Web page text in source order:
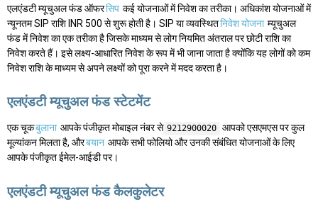
एलएंडटी म्यूचुअल फंड ऑफरसिप कई योजनाओं में निवेश का तरीका। अधिकांश योजनाओं में
न्यूनतम SIP राशि INR 500 से शुरू होती है। SIP या व्यवस्थितनिवेश योजना म्यूचुअल
फंड में निवेश का एक तरीका है जिसके माध्यम से लोग नियमित अंतराल पर छोटी राशि का
निवेश करते हैं। इसे लक्ष्य-आधारित निवेश के रूप में भी जाना जाता है क्योंकि यह लोगों को कम
निवेश राशि के माध्यम से अपने लक्ष्यों को पूरा करने में मदद करता है।
एलएंडटी म्यूचुअल फंड स्टेटमेंट
एक चूकबुलाना आपके पंजीकृत मोबाइल नंबर से 9212900020 आपको एसएमएस पर कुल
मूल्यांकन मिलता है, औरबयान आपके सभी फोलियो और उनकी संबंधित योजनाओं के लिए
आपके पंजीकृत ईमेल-आईडी पर।
एलएंडटी म्यूचुअल फंड कैलकुलेटर